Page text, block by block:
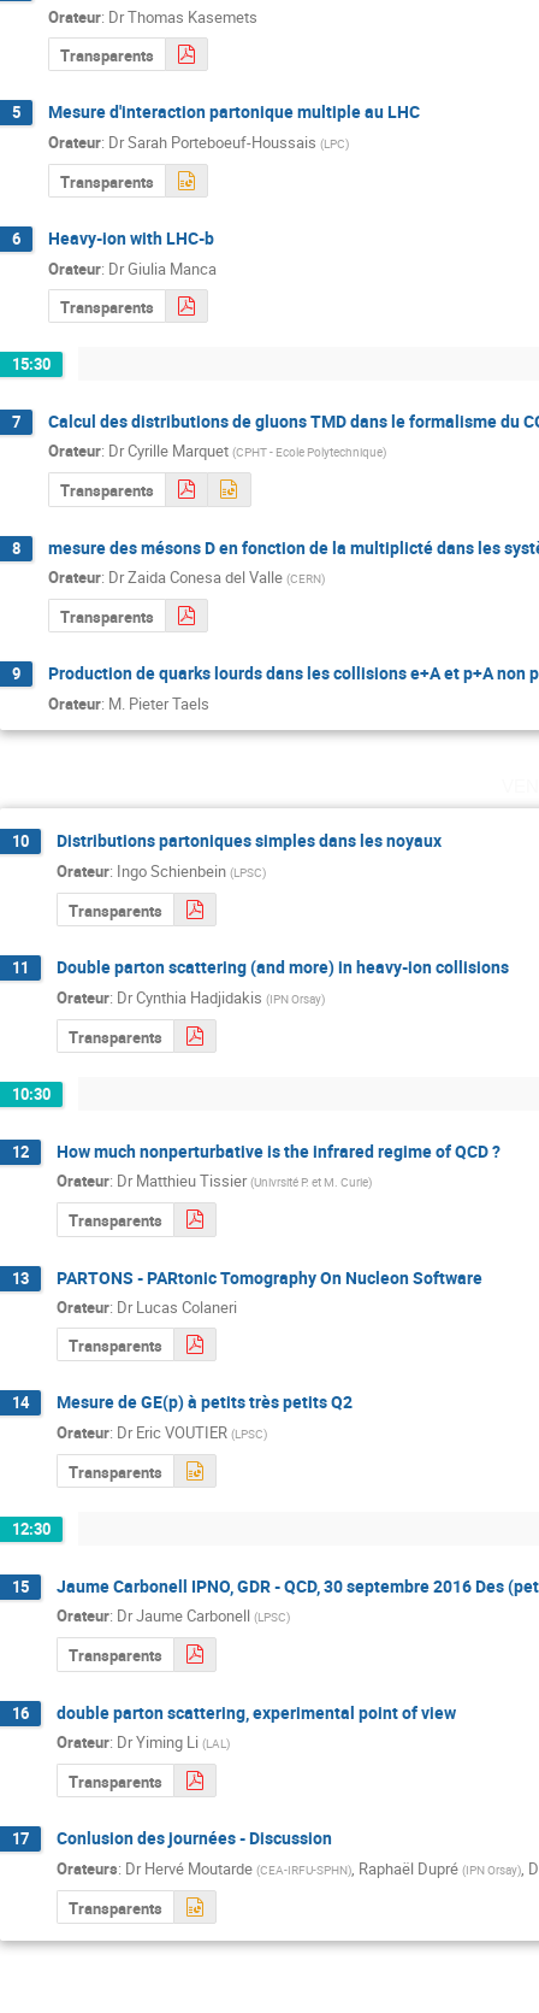
Orateur: DrThomas Kasemets
Transparents
5 Mesure d'interaction partonique multiple au LHC
Orateur: DrSarah Porteboeuf-Houssais (LPC)
Transparents
6 Heavy-ion with LHC-b
Orateur: DrGiulia Manca
Transparents
15:30
7 Calcul des distributions de gluons TMD dans le formalisme du
Orateur: DrCyrille Marquet (CPHT - Ecole Polytechnique)
Transparents
8 mesure des mésons D en fonction de la multiplicté dans les
Orateur: DrZaida Conesa del Valle (CERN)
Transparents
9 Production de quarks lourds dans les collisions e+A et p+A
Orateur: M. Pieter Taels
10 Distributions partoniques simples dans les noyaux
Orateur: Ingo Schienbein (LPSC)
Transparents
11 Double parton scattering (and more) in heavy-ion collisions
Orateur: DrCynthia Hadjidakis (IPN Orsay)
Transparents
10:30
12 How much nonperturbative is the infrared regime of QCD ?
Orateur: Dr Matthieu Tissier (Univrsité P. et M. Curie)
Transparents
13 PARTONS - PARtonic Tomography On Nucleon Software
Orateur: Dr Lucas Colaneri
Transparents
14 Mesure de GE(p) à petits très petits Q2
Orateur: Dr Eric VOUTIER (LPSC)
Transparents
12:30
15 Jaume Carbonell IPNO, GDR - QCD, 30 septembre 2016 Des
Orateur: DrJaume Carbonell (LPSC)
Transparents
16 double parton scattering, experimental point of view
Orateur: DrYiming Li (LAL)
Transparents
17 Conlusion des journées - Discussion
Orateurs: Dr Hervé Moutarde (CEA-IRFU-SPHN), Raphaël Dupré (IPN Orsay),
Transparents